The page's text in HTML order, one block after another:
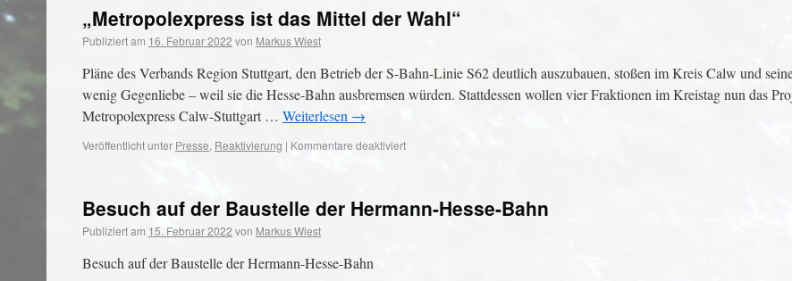
„Metropolexpress ist das Mittel der Wahl“
Publiziert am 16. Februar 2022 von Markus Wiest
Pläne des Verbands Region Stuttgart, den Betrieb der S-Bahn-Linie S62 deutlich auszubauen, stoßen im Kreis Calw und
wenig Gegenliebe – weil sie die Hesse-Bahn ausbremsen würden. Stattdessen wollen vier Fraktionen im Kreistag nun das
Metropolexpress Calw-Stuttgart … Weiterlesen →
Veröffentlicht unter Presse, Reaktivierung | Kommentare deaktiviert
Besuch auf der Baustelle der Hermann-Hesse-Bahn
Publiziert am 15. Februar 2022 von Markus Wiest
Besuch auf der Baustelle der Hermann-Hesse-Bahn